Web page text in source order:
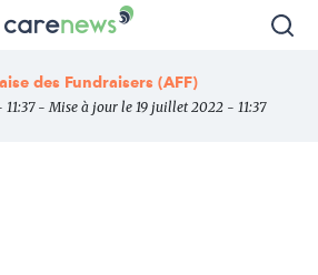
Carenews,
média
des
des Fundraisers (AFF)
- Mise à jour le 19 juillet 2022 - 11:37